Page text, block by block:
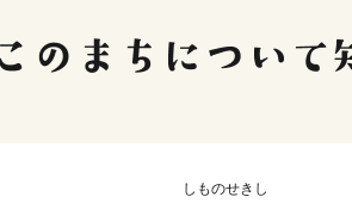
しものせきし